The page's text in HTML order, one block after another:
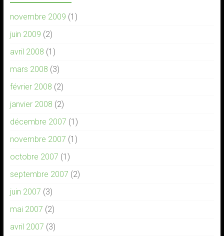
novembre 2009 (1)
juin 2009 (2)
avril 2008 (1)
mars 2008 (3)
février 2008 (2)
janvier 2008 (2)
décembre 2007 (1)
novembre 2007 (1)
octobre 2007 (1)
septembre 2007 (2)
juin 2007 (3)
mai 2007 (2)
avril 2007 (3)